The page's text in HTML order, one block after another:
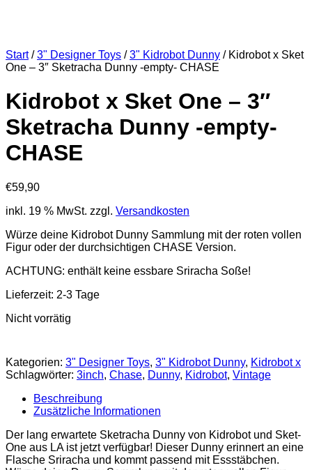
Start/3" Designer Toys /3" Kidrobot Dunny / Kidrobot x Sket
One – 3″ Sketracha Dunny -empty- CHASE
Kidrobot x Sket One – 3″
Sketracha Dunny -empty-
CHASE
€59,90
inkl. 19 % MwSt. zzgl. Versandkosten
Würze deine Kidrobot Dunny Sammlung mit der roten vollen
Figur oder der durchsichtigen CHASE Version.
ACHTUNG: enthält keine essbare Sriracha Soße!
Lieferzeit: 2-3 Tage
Nicht vorrätig
Kategorien: 3" Designer Toys, 3" Kidrobot Dunny, Kidrobot x
Schlagwörter: 3inch, Chase, Dunny, Kidrobot, Vintage
Beschreibung
Zusätzliche Informationen
Der lang erwartete Sketracha Dunny von Kidrobot und Sket-
One aus LA ist jetzt verfügbar! Dieser Dunny erinnert an eine
Flasche Sriracha und kommt passend mit Essstäbchen.